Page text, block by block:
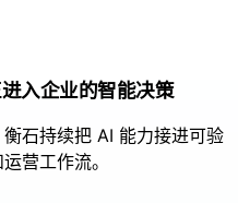
入企业的智能决策
石持续把 AI 能力接进可验
营工作流。